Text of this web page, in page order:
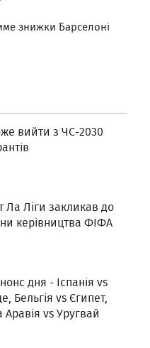
знижки Барселоні
вийти з ЧС-2030
Ла Ліги закликав до
керівництва ФІФА
дня - Іспанія vs
Бельгія vs Єгипет,
Аравія vs Уругвай